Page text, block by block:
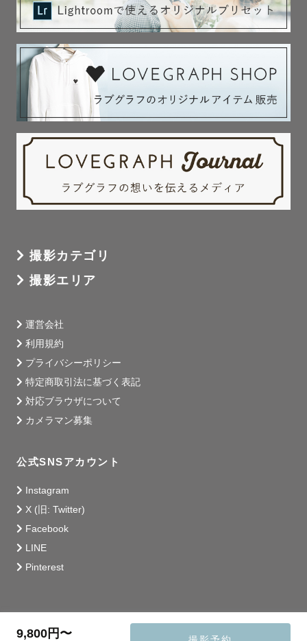
9,800円〜
撮影カテゴリ
撮影エリア
運営会社
利用規約
プライバシーポリシー
特定商取引法に基づく表記
対応ブラウザについて
カメラマン募集
公式SNSアカウント
Instagram
X (旧: Twitter)
Facebook
LINE
Pinterest